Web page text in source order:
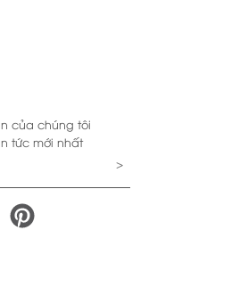
của chúng tôi
tức mới nhất